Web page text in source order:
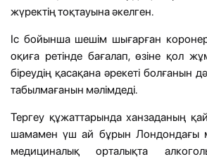
жүректің тоқтауына әкелген.
Іс бойынша шешім шығарған
оқиға ретінде бағалап, өзіне қол
біреудің қасақана әрекеті болғанын
табылмағанын мәлімдеді.
Тергеу құжаттарында ханзаданың
шамамен үш ай бұрын Лондондағы
медициналық орталықта